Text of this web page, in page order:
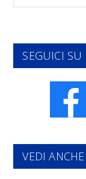
SEGUICI SU
VEDI ANCHE